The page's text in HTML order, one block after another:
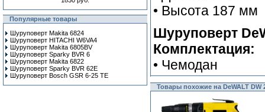
Популярные товары
Шуруповерт Makita 6824
Шуруповерт HITACHI W6VA4
Шуруповерт Makita 6805BV
Шуруповерт Sparky BVR 6
Шуруповерт Makita 6822
Шуруповерт Sparky BVR 62E
Шуруповерт Bosch GSR 6-25 TE
• Высота 187 мм
Шуруповерт
Комплектация:
• Чемодан
Товары похожие на DeWALT DW